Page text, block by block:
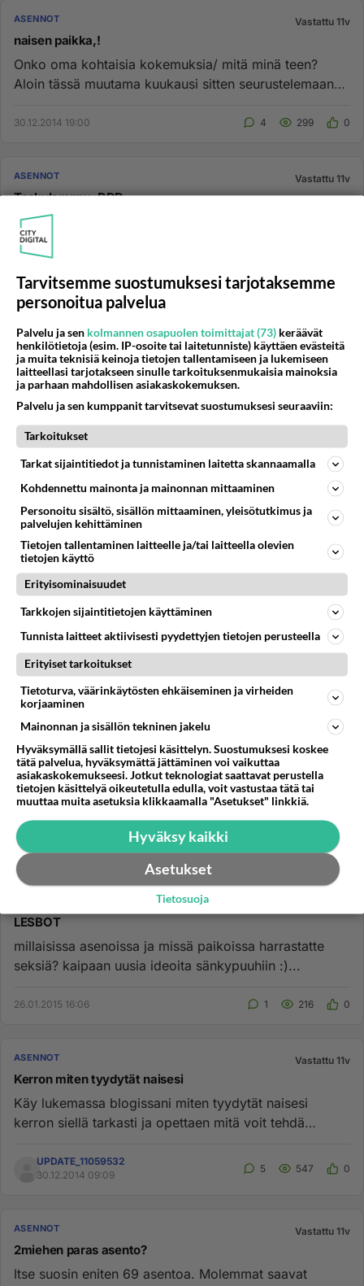
ASENNOT Vastattu 11v
naisen paikka,!
Onko oma kohtaisia kokemuksia/ mitä minä teen?
Aloin tässä muutama kuukausi sitten seurustelemaan
30.12.2014 19:00 4 299 0
ASENNOT Vastattu 11v
Taskulamppu :DDD
Taskulampustani paloi valo! Mitä teen?...
01.03.2015 16:20
ASENNOT
Paras asento
Ratsastus on kaikista parasta,ei voi olla
kiihottavampaa kun tiukkapillunen nainen hyppii
kyrvän päällä,pitkään....
ASENNOT Vastattu 11v
nyt oikeesti vastatkaa
oon poika Etelä-pohjanmaalta tulkaa naimaan
kiitos!...
19.01.2015 17:53 5 142 0
LESBOT
millaisissa asenoissa ja missä paikoissa harrastatte
seksiä? kaipaan uusia ideoita sänkypuuhiin :)...
26.01.2015 16:06 1 216 0
ASENNOT Vastattu 11v
Kerron miten tyydytät naisesi
Käy lukemassa blogissani miten tyydytät naisesi
kerron siellä tarkasti ja opettaen mitä voit tehdä
UPDATE_11059532
30.12.2014 09:09
5 547 0
ASENNOT Vastattu 11v
2miehen paras asento?
Itse suosin eniten 69 asentoa. Molemmat saavat
Tarvitsemme suostumuksesi tarjotaksemme
personoitua palvelua
Palvelu ja sen kolmannen osapuolen toimittajat (73) keräävät
henkilötietoja (esim. IP-osoite tai laitetunniste) käyttäen evästeitä
ja muita teknisiä keinoja tietojen tallentamiseen ja lukemiseen
laitteellasi tarjotakseen sinulle tarkoituksenmukaisia mainoksia
ja parhaan mahdollisen asiakaskokemuksen.
Palvelu ja sen kumppanit tarvitsevat suostumuksesi seuraaviin:
Tarkoitukset
Tarkat sijaintitiedot ja tunnistaminen laitetta skannaamalla
Kohdennettu mainonta ja mainonnan mittaaminen
Personoitu sisältö, sisällön mittaaminen, yleisötutkimus ja
palvelujen kehittäminen
Tietojen tallentaminen laitteelle ja/tai laitteella olevien
tietojen käyttö
Erityisominaisuudet
Tarkkojen sijaintitietojen käyttäminen
Tunnista laitteet aktiivisesti pyydettyjen tietojen perusteella
Erityiset tarkoitukset
Tietoturva, väärinkäytösten ehkäiseminen ja virheiden
korjaaminen
Mainonnan ja sisällön tekninen jakelu
Hyväksymällä sallit tietojesi käsittelyn. Suostumuksesi koskee
tätä palvelua, hyväksymättä jättäminen voi vaikuttaa
asiakaskokemukseesi. Jotkut teknologiat saattavat perustella
tietojen käsittelyä oikeutetulla edulla, voit vastustaa tätä tai
muuttaa muita asetuksia klikkaamalla "Asetukset" linkkiä.
Hyväksy kaikki
Asetukset
Tietosuoja